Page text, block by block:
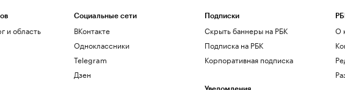
и область
Социальные сети
ВКонтакте
Одноклассники
Telegram
Дзен
Подписки
Скрыть баннеры на РБК
Подписка на РБК
Корпоративная подписка
О